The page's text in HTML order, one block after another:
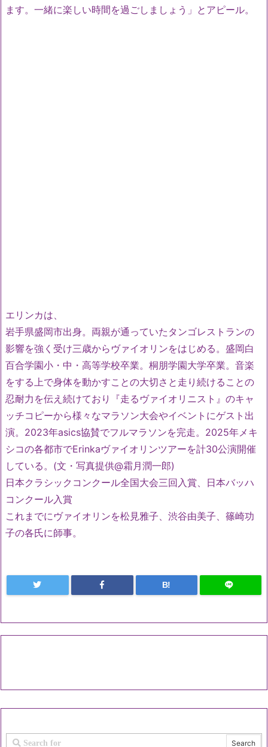
ます。 一緒に楽しい時間を過ごしましょう」とアピール。
エリンカは、
岩手県盛岡市出身。 両親が通っていたタンゴレストランの
影響を強く受け三歳からヴァイオリンをはじめる。盛岡白
百合学園小・中・高等学校卒業。 桐朋学園大学卒業。音楽
をする上で身体を動かすことの大切さと走り続けることの
忍耐力を伝え続けており『走るヴァイオリニスト』 のキャ
ッチコピーから様々なマラソン大会やイベントにゲスト出
演。2023年asics協賛でフルマラソンを完走。2025年メキ
シコの各都市でErinkaヴァイオリンツアーを計30公演開催
している。(文・写真提供@霜月潤一郎)
日本クラシックコンクール全国大会三回入賞、 日本バッハ
コンクール入賞
これまでにヴァイオリンを松見雅子、渋谷由美子、 篠崎功
子の各氏に師事。
B!